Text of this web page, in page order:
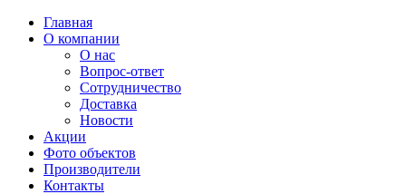
Главная
О компании
О нас
Вопрос-ответ
Сотрудничество
Доставка
Новости
Акции
Фото объектов
Производители
Контакты